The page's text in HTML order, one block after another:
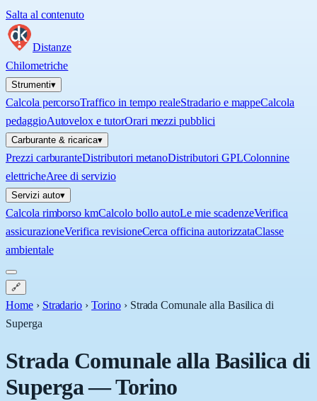
Salta al contenuto
Distanze
Chilometriche
Strumenti▾
Calcola percorsoTraffico in tempo realeStradario e mappeCalcola
pedaggioAutovelox e tutorOrari mezzi pubblici
Carburante & ricarica▾
Prezzi carburanteDistributori metanoDistributori GPLColonnine
elettricheAree di servizio
Servizi auto▾
Calcola rimborso kmCalcolo bollo autoLe mie scadenzeVerifica
assicurazioneVerifica revisioneCerca officina autorizzataClasse
ambientale
🔗
Home › Stradario › Torino › Strada Comunale alla Basilica di
Superga
Strada Comunale alla Basilica di
Superga—Torino